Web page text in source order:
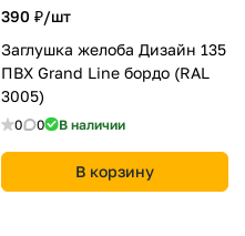
390 ₽/шт
Заглушка желоба Дизайн 135
ПВХ Grand Line бордо (RAL
3005)
0 0 В наличии
В корзину